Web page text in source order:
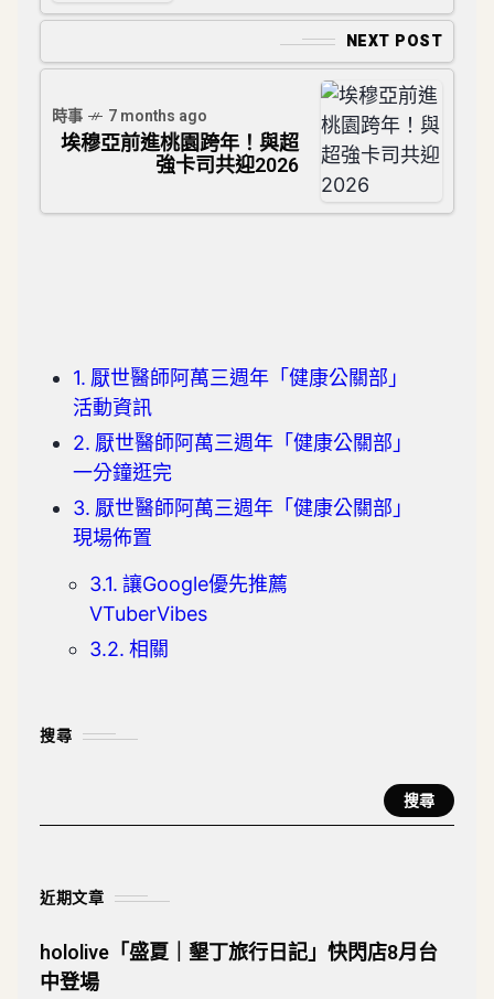
NEXT POST
時事 7 months ago
埃穆亞前進桃園跨年！與超
強卡司共迎2026
厭世醫師阿萬三週年「健康公關部」
活動資訊
厭世醫師阿萬三週年「健康公關部」
一分鐘逛完
厭世醫師阿萬三週年「健康公關部」
現場佈置
讓Google優先推薦
VTuberVibes
相關
搜尋
搜尋
近期文章
hololive「盛夏｜墾丁旅行日記」快閃店8月台
中登場